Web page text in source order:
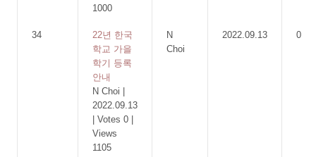
1000
34
22년 한국
학교 가을
학기 등록
안내
N Choi
2022.09.13
Votes 0
Views
1105
N
Choi
2022.09.13 0